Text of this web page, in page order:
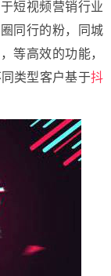
短视频营销行业
同行的粉，同城
等高效的功能，
类型客户基于抖